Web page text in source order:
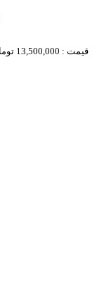
قیمت : 13,500,000 تومان